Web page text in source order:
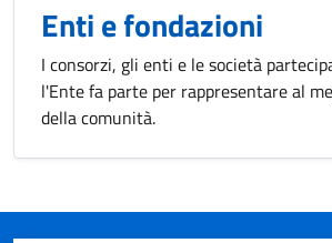
Enti e fondazioni
I consorzi, gli enti e le società
l'Ente fa parte per rappresentare al
della comunità.